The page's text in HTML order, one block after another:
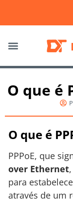
O que é
O que é
PPPoE, que
over Ethernet
para
através de um